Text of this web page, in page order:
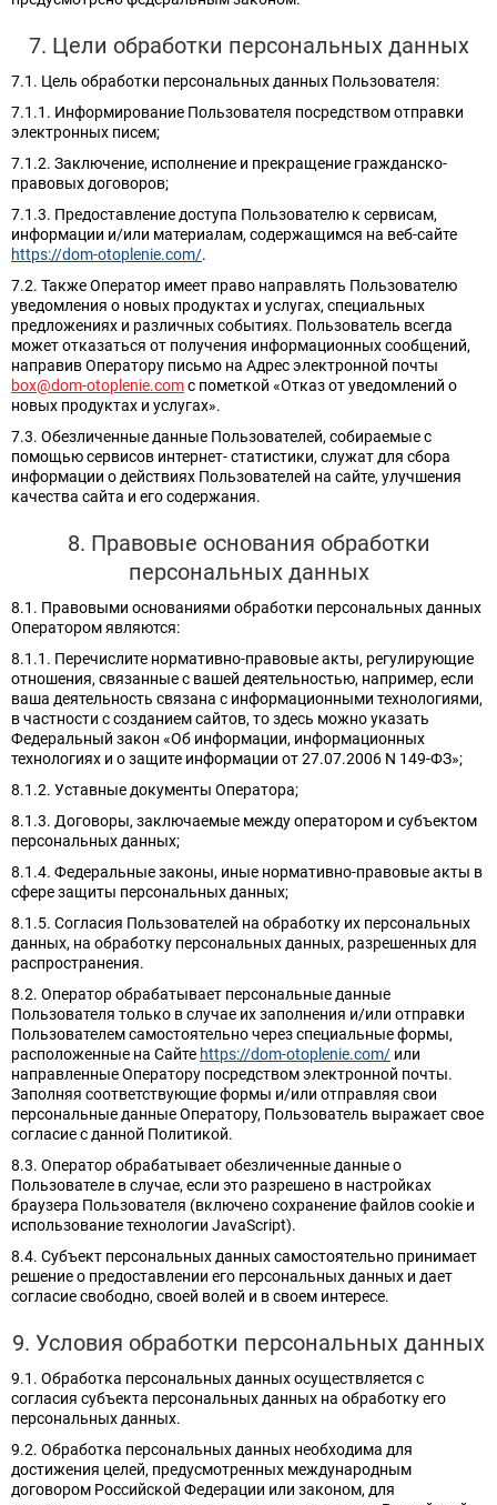
7. Цели обработки персональных данных
7.1. Цель обработки персональных данных Пользователя:
7.1.1. Информирование Пользователя посредством отправки
электронных писем;
7.1.2. Заключение, исполнение и прекращение гражданско-
правовых договоров;
7.1.3. Предоставление доступа Пользователю к сервисам,
информации и/или материалам, содержащимся на веб-сайте
https://dom-otoplenie.com/.
7.2. Также Оператор имеет право направлять Пользователю
уведомления о новых продуктах и услугах, специальных
предложениях и различных событиях. Пользователь всегда
может отказаться от получения информационных сообщений,
направив Оператору письмо на Адрес электронной почты
box@dom-otoplenie.comс пометкой «Отказ от уведомлений о
новых продуктах и услугах».
7.3. Обезличенные данные Пользователей, собираемые с
помощью сервисов интернет- статистики, служат для сбора
информации о действиях Пользователей на сайте, улучшения
качества сайта и его содержания.
8. Правовые основания обработки
персональных данных
8.1. Правовыми основаниями обработки персональных данных
Оператором являются:
8.1.1. Перечислите нормативно-правовые акты, регулирующие
отношения, связанные с вашей деятельностью, например, если
ваша деятельность связана с информационными технологиями,
в частности с созданием сайтов, то здесь можно указать
Федеральный закон «Об информации, информационных
технологиях и о защите информации от 27.07.2006 N 149-ФЗ»;
8.1.2. Уставные документы Оператора;
8.1.3. Договоры, заключаемые между оператором и субъектом
персональных данных;
8.1.4. Федеральные законы, иные нормативно-правовые акты в
сфере защиты персональных данных;
8.1.5. Согласия Пользователей на обработку их персональных
данных, на обработку персональных данных, разрешенных для
распространения.
8.2. Оператор обрабатывает персональные данные
Пользователя только в случае их заполнения и/или отправки
Пользователем самостоятельно через специальные формы,
расположенные на Сайте https://dom-otoplenie.com/ или
направленные Оператору посредством электронной почты.
Заполняя соответствующие формы и/или отправляя свои
персональные данные Оператору, Пользователь выражает свое
согласие с данной Политикой.
8.3. Оператор обрабатывает обезличенные данные о
Пользователе в случае, если это разрешено в настройках
браузера Пользователя (включено сохранение файлов cookie и
использование технологии JavaScript).
8.4. Субъект персональных данных самостоятельно принимает
решение о предоставлении его персональных данных и дает
согласие свободно, своей волей и в своем интересе.
9. Условия обработки персональных данных
9.1. Обработка персональных данных осуществляется с
согласия субъекта персональных данных на обработку его
персональных данных.
9.2. Обработка персональных данных необходима для
достижения целей, предусмотренных международным
договором Российской Федерации или законом, для